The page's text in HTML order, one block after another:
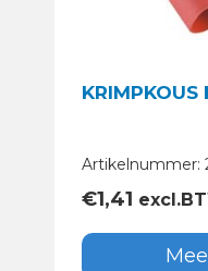
Artikelnummer:
€1,41